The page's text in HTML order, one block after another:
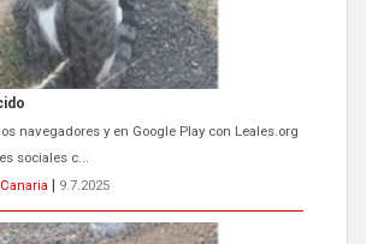
navegadores y en Google Play con Leales.org
sociales c...
9.7.2025